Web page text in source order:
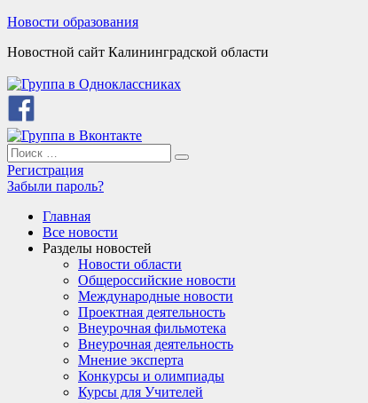
Skip
content
Новости образования
Новостной сайт Калининградской области
Search
for:
Search
Регистрация
Забыли пароль?
Главная
Все новости
Разделы новостей
Новости области
Общероссийские новости
Международные новости
Проектная деятельность
Внеурочная фильмотека
Внеурочная деятельность
Мнение эксперта
Конкурсы и олимпиады
Курсы для Учителей